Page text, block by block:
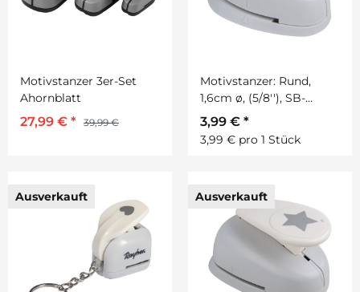
Motivstanzer 3er-Set
Ahornblatt
27,99 € * 39,99 €
Motivstanzer: Rund,
1,6cm ø, (5/8''), SB-
Blister 1Stück
3,99 € *
3,99 € pro 1 Stück
Ausverkauft Ausverkauft